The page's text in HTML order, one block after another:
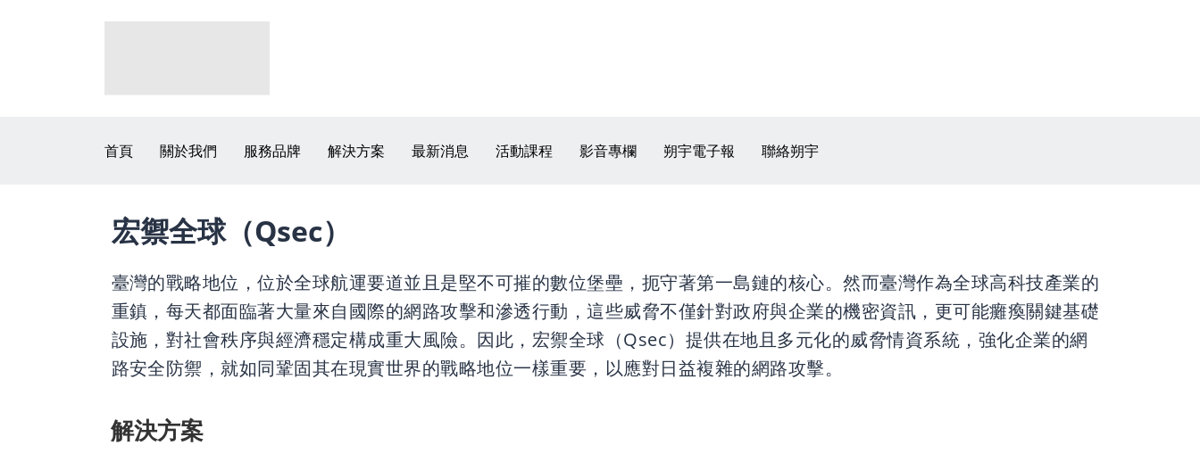
首頁 關於我們 服務品牌 解決方案 最新消息 活動課程 影音專欄 朔宇電子報 聯絡朔宇
宏禦全球（Qsec）
臺灣的戰略地位，位於全球航運要道並且是堅不可摧的數位堡壘，扼守著第一島鏈的核心。然而臺灣作為全球高科技產業的
重鎮，每天都面臨著大量來自國際的網路攻擊和滲透行動，這些威脅不僅針對政府與企業的機密資訊，更可能癱瘓關鍵基礎
設施，對社會秩序與經濟穩定構成重大風險。因此，宏禦全球（Qsec）提供在地且多元化的威脅情資系統，強化企業的網
路安全防禦，就如同鞏固其在現實世界的戰略地位一樣重要，以應對日益複雜的網路攻擊。
解決方案